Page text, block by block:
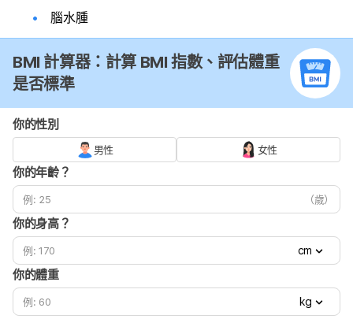
腦水腫
BMI 計算器：計算 BMI 指數、評估體重
是否標準
你的性別
男性 女性
你的年齡？
（歲）
你的身高？
cm
你的體重
kg